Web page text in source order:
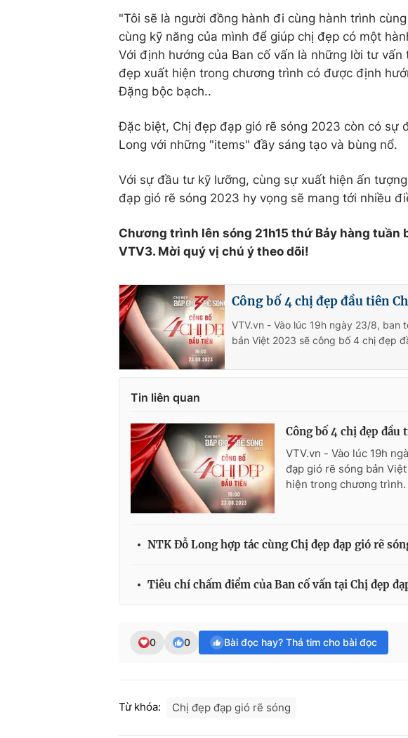
"Tôi sẽ là người đồng hành đi cùng hành trình
cùng kỹ năng của mình để giúp chị đẹp có một
Với định hướng của Ban cố vấn là những lời tư
đẹp xuất hiện trong chương trình có được định
Đặng bộc bạch..
Đặc biệt, Chị đẹp đạp gió rẽ sóng 2023 còn có sự
Long với những "items" đầy sáng tạo và bùng nổ.
Với sự đầu tư kỹ lưỡng, cùng sự xuất hiện ấn
đạp gió rẽ sóng 2023 hy vọng sẽ mang tới nhiều
Chương trình lên sóng 21h15 thứ Bảy hàng
VTV3. Mời quý vị chú ý theo dõi!
Công bố 4 chị đẹp đầu tiên
VTV.vn - Vào lúc 19h ngày 23/8,
bản Việt 2023 sẽ công bố 4 chị đẹp
Tin liên quan
Công bố 4 chị đẹp đầu
VTV.vn - Vào lúc 19h
đạp gió rẽ sóng bản
hiện trong chương trình.
NTK Đỗ Long hợp tác cùng Chị đẹp đạp gió rẽ
Tiêu chí chấm điểm của Ban cố vấn tại Chị đẹp
0 0 Bài đọc hay? Thả tim cho bài đọc
Từ khóa: Chị đẹp đạp gió rẽ sóng